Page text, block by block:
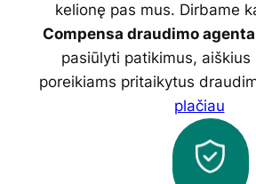
kelionę pas mus. Dirbame
Compensa draudimo
pasiūlyti patikimus, aiškius
poreikiams pritaikytus
plačiau